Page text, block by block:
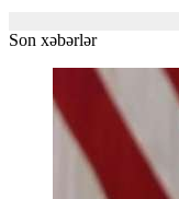
Son xəbərlər